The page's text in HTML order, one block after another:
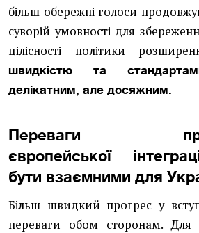
більш обережні голоси
суворій умовності для
цілісності політики
швидкістю та
делікатним, але досяжним.
Переваги
європейської
бути взаємними для
Більш швидкий прогрес у
переваги обом сторонам. Для